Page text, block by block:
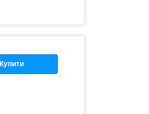
Купити